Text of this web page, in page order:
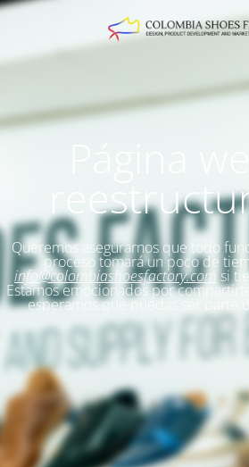
Queremos asegurarnos que todo
proceso tomará un poco de
info@colombiashoesfactory.com si
Estamos emocionados por
esperamos que puedas ser parte